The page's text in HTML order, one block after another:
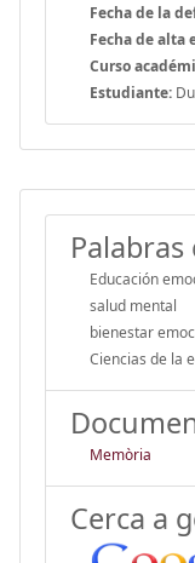
Fecha de la
Fecha de alta
Curso
Estudiante:
Palabras
Educación
salud mental
bienestar
Ciencias de la
Memòria
Cerca a